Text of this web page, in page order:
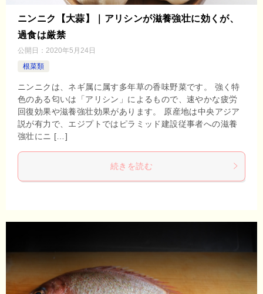
ニンニク【大蒜】｜アリシンが滋養強壮に効くが、
過食は厳禁
公開日： 2020年5月24日
根菜類
ニンニクは、ネギ属に属す多年草の香味野菜です。 強く特
色のある匂いは「アリシン」によるもので、速やかな疲労
回復効果や滋養強壮効果があります。 原産地は中央アジア
説が有力で、エジプトではピラミッド建設従事者への滋養
強壮にニ […]
続きを読む